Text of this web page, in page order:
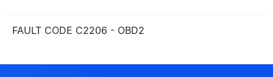
FAULT CODE C2206 - OBD2